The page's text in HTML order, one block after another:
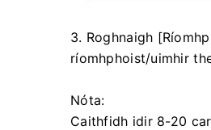
3. Roghnaigh
ríomhphoist/uimhir
Nóta:
Caithfidh idir 8-20